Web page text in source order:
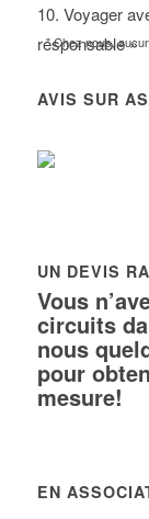
" Chez nous,
10. Voyager
responsable »
AVIS SUR
UN DEVIS
Vous
circuits
nous
pour
mesure!
EN